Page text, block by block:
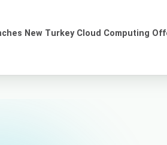
New Turkey Cloud Computing